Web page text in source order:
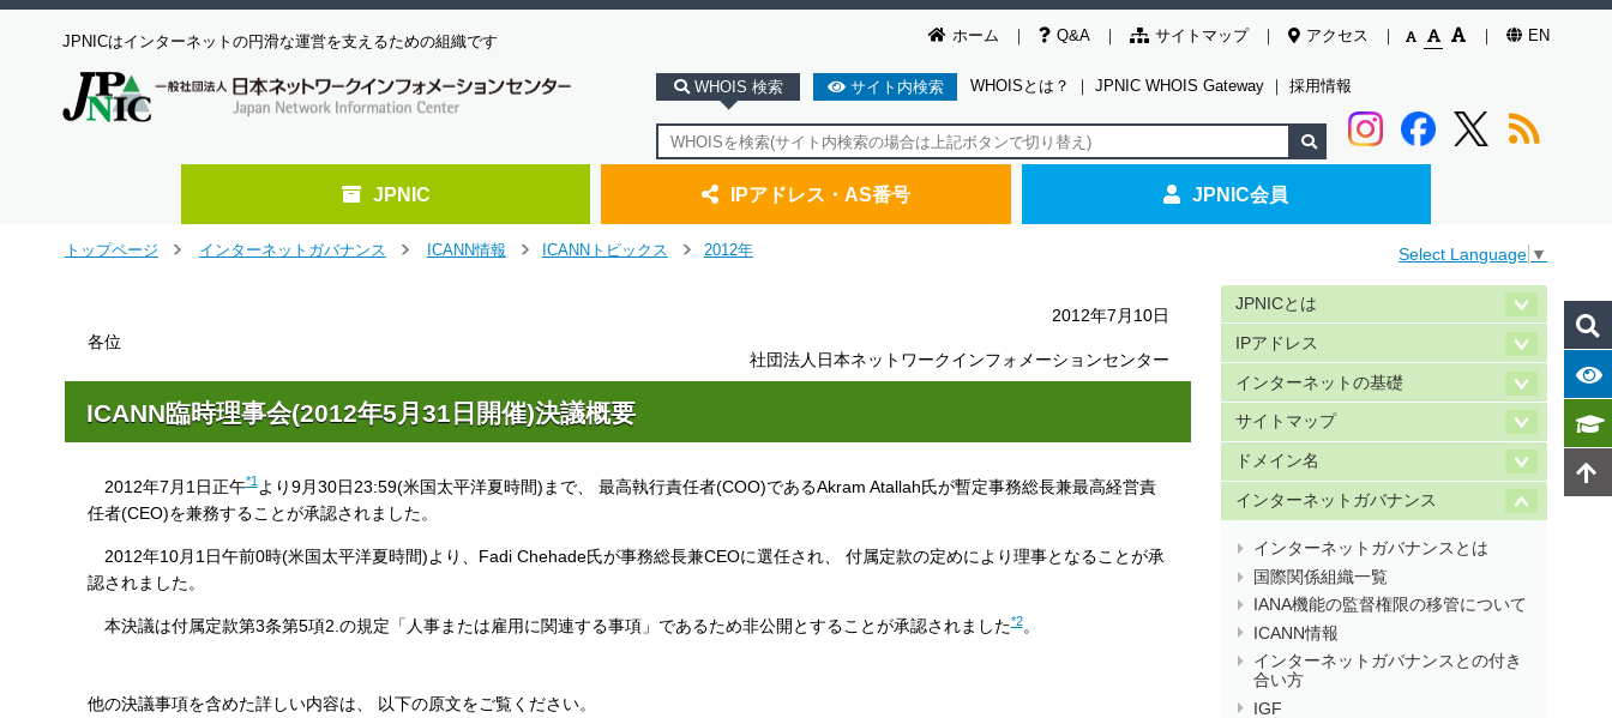
ホーム Q&A サイトマップ アクセス EN
JPNICはインターネットの円滑な運営を支えるための組織です
WHOIS 検索 サイト内検索 WHOISとは？ ｜ JPNIC WHOIS Gateway ｜ 採用情報
JPNIC IPアドレス・AS番号 JPNIC会員
トップページ
インターネットガバナンス
ICANN情報
ICANNトピックス
2012年 Select Language ▼
2012年7月10日
各位
社団法人日本ネットワークインフォメーションセンター
ICANN臨時理事会(2012年5月31日開催)決議概要
2012年7月1日正午*1 より9月30日23:59(米国太平洋夏時間)まで、 最高執行責任者(COO)であるAkram Atallah氏が暫定事務総長兼最高経営責
任者(CEO)を兼務することが承認されました。
2012年10月1日午前0時(米国太平洋夏時間)より、Fadi Chehade氏が事務総長兼CEOに選任され、 付属定款の定めにより理事となることが承
認されました。
本決議は付属定款第3条第5項2.の規定「人事または雇用に関連する事項」であるため非公開とすることが承認されました*2。
他の決議事項を含めた詳しい内容は、 以下の原文をご覧ください。
JPNICとは
IPアドレス
インターネットの基礎
サイトマップ
ドメイン名
インターネットガバナンス
インターネットガバナンスとは
国際関係組織一覧
IANA機能の監督権限の移管について
ICANN情報
インターネットガバナンスとの付き
合い方
IGF